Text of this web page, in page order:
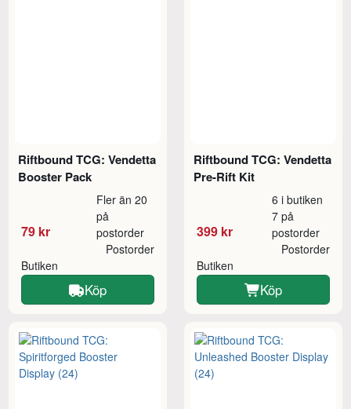
Riftbound TCG: Vendetta
Booster Pack
79 kr
Fler än 20
på
postorder
Butiken
Postorder
Köp
Riftbound TCG: Vendetta
Pre-Rift Kit
399 kr
6 i butiken
7 på
postorder
Butiken
Postorder
Köp